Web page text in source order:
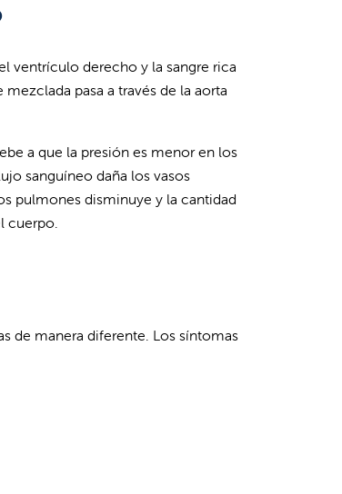
ventrículo derecho y la sangre rica
pasa a través de la aorta
a que la presión es menor en los
sanguíneo daña los vasos
pulmones disminuye y la cantidad
cuerpo.
de manera diferente. Los síntomas